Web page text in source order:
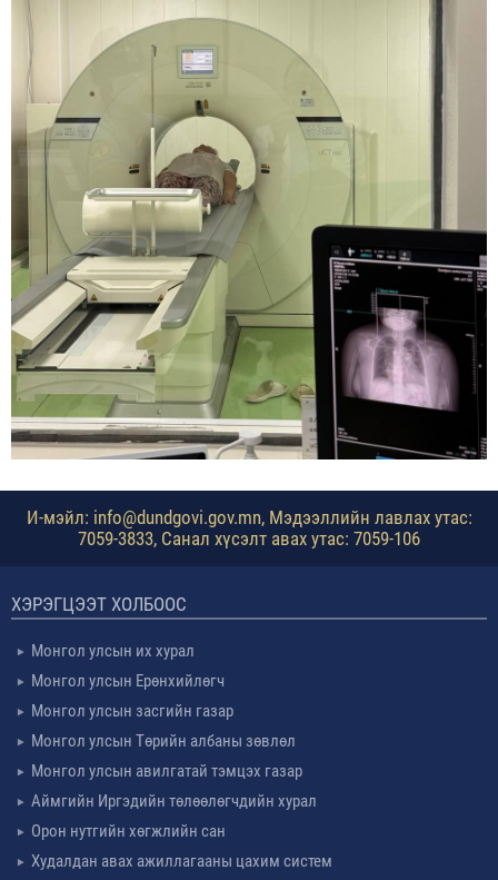
И-мэйл: info@dundgovi.gov.mn, Мэдээллийн лавлах утас:
7059-3833, Санал хүсэлт авах утас: 7059-106
ХЭРЭГЦЭЭТ ХОЛБООС
Монгол улсын их хурал
Монгол улсын Ерөнхийлөгч
Монгол улсын засгийн газар
Монгол улсын Төрийн албаны зөвлөл
Монгол улсын авилгатай тэмцэх газар
Аймгийн Иргэдийн төлөөлөгчдийн хурал
Орон нутгийн хөгжлийн сан
Худалдан авах ажиллагааны цахим систем